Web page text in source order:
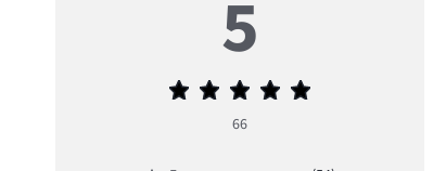
5
Średnia
5
66